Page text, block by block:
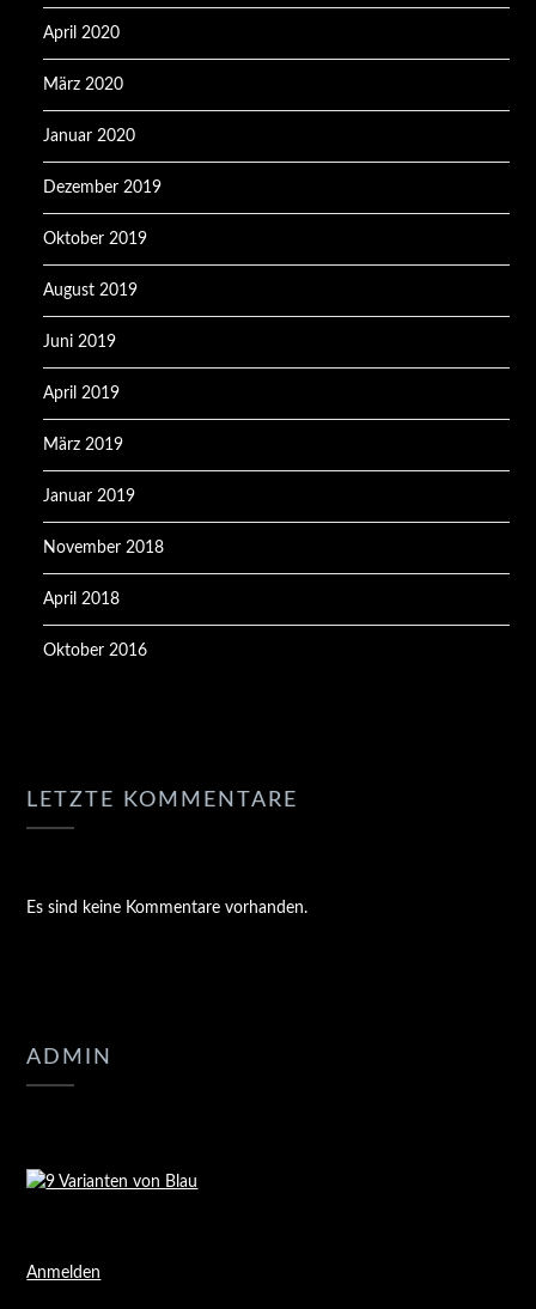
April 2020
März 2020
Januar 2020
Dezember 2019
Oktober 2019
August 2019
Juni 2019
April 2019
März 2019
Januar 2019
November 2018
April 2018
Oktober 2016
LETZTE KOMMENTARE
Es sind keine Kommentare vorhanden.
ADMIN
Anmelden